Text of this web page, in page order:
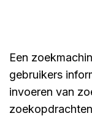
Een
gebruikers
invoeren van